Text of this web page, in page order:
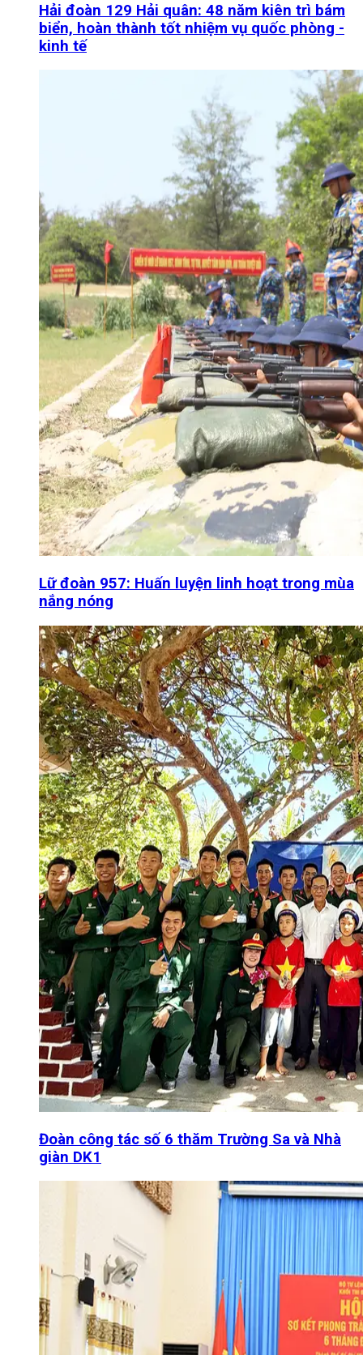
Hải đoàn 129 Hải quân: 48 năm kiên trì bám
biển, hoàn thành tốt nhiệm vụ quốc phòng -
kinh tế
Lữ đoàn 957: Huấn luyện linh hoạt trong mùa
nắng nóng
Đoàn công tác số 6 thăm Trường Sa và Nhà
giàn DK1